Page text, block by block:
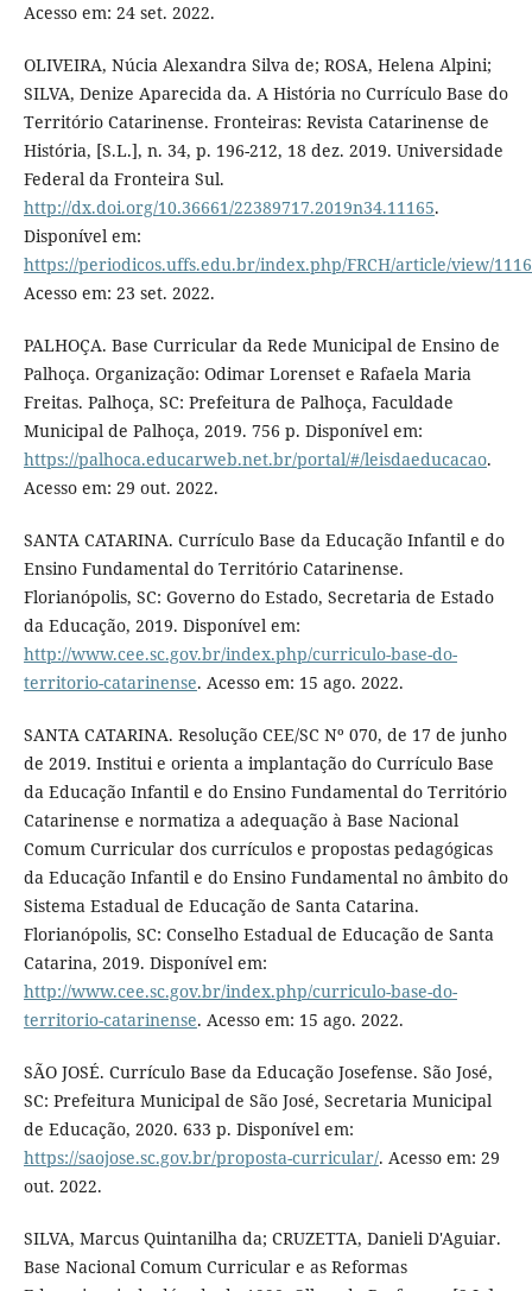
Acesso em: 24 set. 2022.
OLIVEIRA, Núcia Alexandra Silva de; ROSA, Helena Alpini;
SILVA, Denize Aparecida da. A História no Currículo Base do
Território Catarinense. Fronteiras: Revista Catarinense de
História, [S.L.], n. 34, p. 196-212, 18 dez. 2019. Universidade
Federal da Fronteira Sul.
http://dx.doi.org/10.36661/22389717.2019n34.11165.
Disponível em:
https://periodicos.uffs.edu.br/index.php/FRCH/article/view/
Acesso em: 23 set. 2022.
PALHOÇA. Base Curricular da Rede Municipal de Ensino de
Palhoça. Organização: Odimar Lorenset e Rafaela Maria
Freitas. Palhoça, SC: Prefeitura de Palhoça, Faculdade
Municipal de Palhoça, 2019. 756 p. Disponível em:
https://palhoca.educarweb.net.br/portal/#/leisdaeducacao.
Acesso em: 29 out. 2022.
SANTA CATARINA. Currículo Base da Educação Infantil e do
Ensino Fundamental do Território Catarinense.
Florianópolis, SC: Governo do Estado, Secretaria de Estado
da Educação, 2019. Disponível em:
http://www.cee.sc.gov.br/index.php/curriculo-base-do-
territorio-catarinense. Acesso em: 15 ago. 2022.
SANTA CATARINA. Resolução CEE/SC Nº 070, de 17 de junho
de 2019. Institui e orienta a implantação do Currículo Base
da Educação Infantil e do Ensino Fundamental do Território
Catarinense e normatiza a adequação à Base Nacional
Comum Curricular dos currículos e propostas pedagógicas
da Educação Infantil e do Ensino Fundamental no âmbito do
Sistema Estadual de Educação de Santa Catarina.
Florianópolis, SC: Conselho Estadual de Educação de Santa
Catarina, 2019. Disponível em:
http://www.cee.sc.gov.br/index.php/curriculo-base-do-
territorio-catarinense. Acesso em: 15 ago. 2022.
SÃO JOSÉ. Currículo Base da Educação Josefense. São José,
SC: Prefeitura Municipal de São José, Secretaria Municipal
de Educação, 2020. 633 p. Disponível em:
https://saojose.sc.gov.br/proposta-curricular/. Acesso em: 29
out. 2022.
SILVA, Marcus Quintanilha da; CRUZETTA, Danieli D'Aguiar.
Base Nacional Comum Curricular e as Reformas